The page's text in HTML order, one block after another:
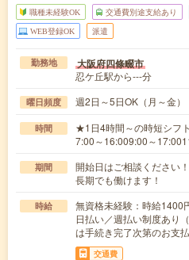
職種未経験OK 交通費別途支給あり
WEB登録OK 派遣
勤務地 大阪府四條畷市
忍ケ丘駅から---分
曜日頻度 週2日～5日OK（月～金
時間
★1日4時間～の時短シフ
7:00～16:009:00～
期間
開始日はご相談くださ
長期でも働けます！
時給
無資格未経験：時給
日払い／週払い制度あり
は手続き完了次第のお支
交通費